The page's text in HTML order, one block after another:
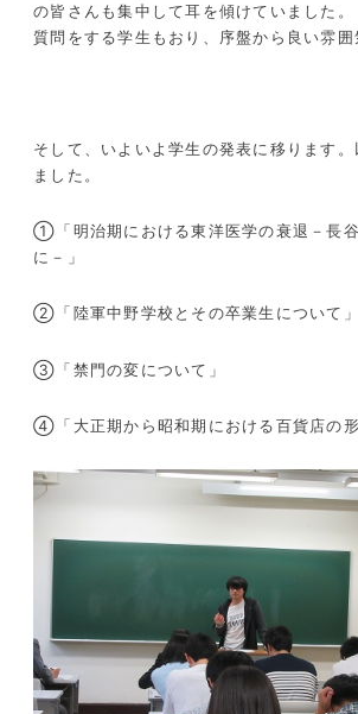
の皆さんも集中して耳を傾けていました。
質問をする学生もおり、序盤から良い雰囲
そして、いよいよ学生の発表に移ります
ました。
①「明治期における東洋医学の衰退－長
に－」
②「陸軍中野学校とその卒業生について」
③「禁門の変について」
④「大正期から昭和期における百貨店の形